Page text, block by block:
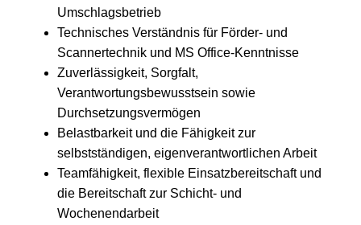
Umschlagsbetrieb
Technisches Verständnis für Förder- und
Scannertechnik und MS Office-Kenntnisse
Zuverlässigkeit, Sorgfalt,
Verantwortungsbewusstsein sowie
Durchsetzungsvermögen
Belastbarkeit und die Fähigkeit zur
selbstständigen, eigenverantwortlichen Arbeit
Teamfähigkeit, flexible Einsatzbereitschaft und
die Bereitschaft zur Schicht- und
Wochenendarbeit